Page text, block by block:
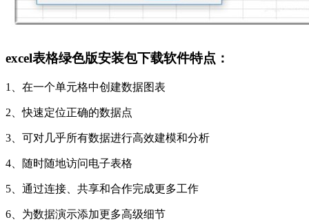
excel表格绿色版安装包下载软件特点：
1、在一个单元格中创建数据图表
2、快速定位正确的数据点
3、可对几乎所有数据进行高效建模和分析
4、随时随地访问电子表格
5、通过连接、共享和合作完成更多工作
6、为数据演示添加更多高级细节